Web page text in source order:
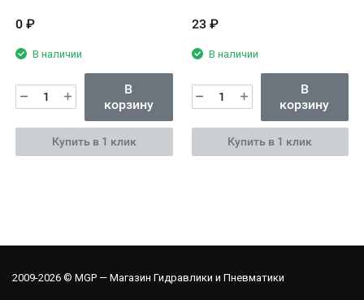
0 ₽
В наличии
В
корзину
Купить в 1 клик
23 ₽
В наличии
В
корзину
Купить в 1 клик
2009-2026 © MGP — Магазин Гидравлики и Пневматики